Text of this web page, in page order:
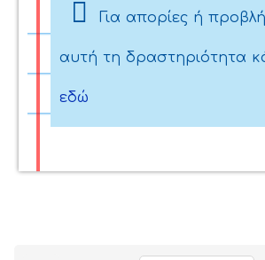
Για απορίες ή
αυτή τη δραστηριότητα
εδώ